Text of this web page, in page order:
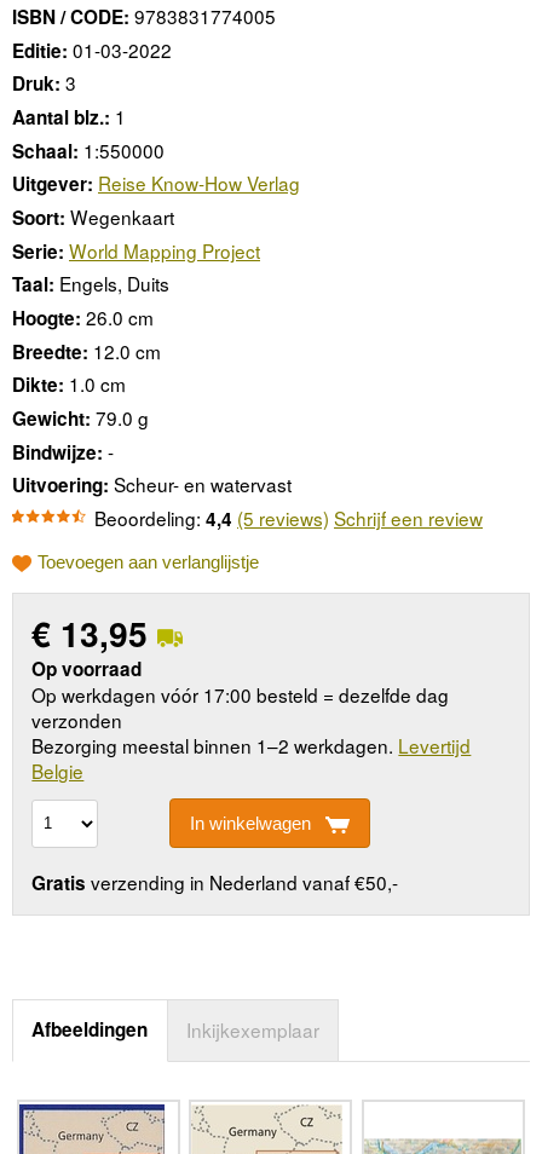
ISBN / CODE: 9783831774005
Editie: 01-03-2022
Druk: 3
Aantal blz.: 1
Schaal: 1:550000
Uitgever: Reise Know-How Verlag
Soort: Wegenkaart
Serie: World Mapping Project
Taal: Engels, Duits
Hoogte: 26.0 cm
Breedte: 12.0 cm
Dikte: 1.0 cm
Gewicht: 79.0 g
Bindwijze: -
Uitvoering: Scheur- en watervast
Beoordeling: 4,4 (5 reviews) Schrijf een review
Toevoegen aan verlanglijstje
€ 13,95
Op voorraad
Op werkdagen vóór 17:00 besteld = dezelfde dag
verzonden
Bezorging meestal binnen 1–2 werkdagen. Levertijd
Belgie
In winkelwagen
Gratis verzending in Nederland vanaf €50,-
Afbeeldingen Inkijkexemplaar